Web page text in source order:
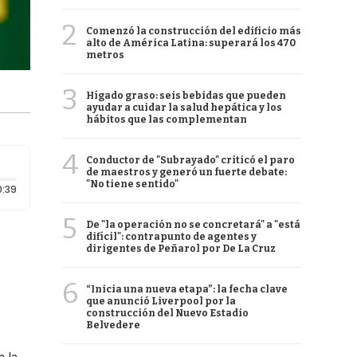
Duración: 39 segundos
2
Comenzó la construcción del edificio más
alto de América Latina: superará los 470
metros
3
Hígado graso: seis bebidas que pueden
ayudar a cuidar la salud hepática y los
hábitos que las complementan
4
Conductor de "Subrayado" criticó el paro
de maestros y generó un fuerte debate:
"No tiene sentido"
5
De "la operación no se concretará" a "está
difícil": contrapunto de agentes y
dirigentes de Peñarol por De La Cruz
6
“Inicia una nueva etapa”: la fecha clave
que anunció Liverpool por la
construcción del Nuevo Estadio
Belvedere